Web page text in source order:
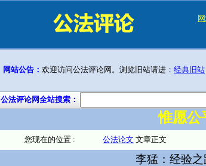
网站公告： 欢迎访问公法评论网。浏览旧站请进： 经典旧站
公法评论网全站搜索：
惟愿公
您现在的位置 : 公法论文 文章正文
李猛：经验